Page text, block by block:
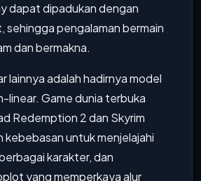
dapat dipadukan dengan
sehingga pengalaman bermain
dan bermakna.
lainnya adalah hadirnya model
linear. Game dunia terbuka
Redemption 2 dan Skyrim
kebebasan untuk menjelajahi
karakter, dan
yang memperkaya alur